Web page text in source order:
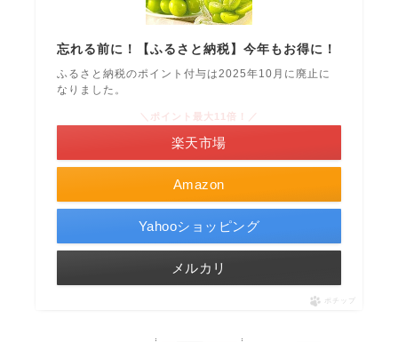
忘れる前に！【ふるさと納税】今年もお得に！
ふるさと納税のポイント付与は2025年10月に廃止に
なりました。
Amazon
＼ポイント最大11倍！／
楽天市場
Yahooショッピング
メルカリ
ポチップ